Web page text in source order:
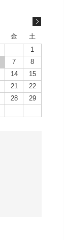
金
土
1
7
8
14
15
21
22
28
29